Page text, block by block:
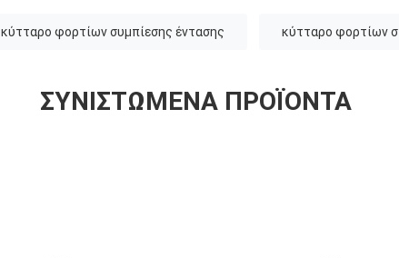
κύτταρο φορτίων συμπίεσης έντασης κύτταρο φορτίων
ΣΥΝΙΣΤΏΜΕΝΑ ΠΡΟΪΌΝΤΑ